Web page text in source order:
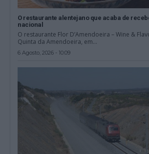
O restaurante alentejano que acaba de
nacional
O restaurante Flor D’Amendoeira – Wine &
Quinta da Amendoeira, em...
6 Agosto, 2026 - 10:09